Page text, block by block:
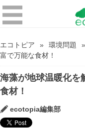
エコトピア 環境問題
富で万能な食材！
海藻が地球温暖化を
食材！
ecotopia編集部